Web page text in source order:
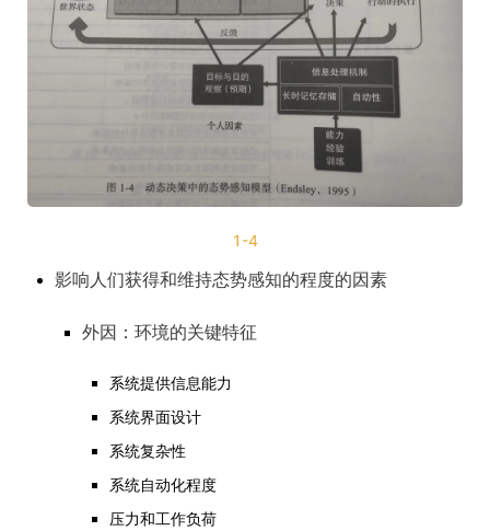
1-4
影响人们获得和维持态势感知的程度的因素
外因：环境的关键特征
系统提供信息能力
系统界面设计
系统复杂性
系统自动化程度
压力和工作负荷